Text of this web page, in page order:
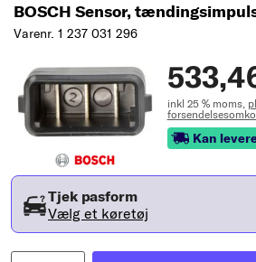
BOSCH Sensor,
Varenr. 1 237 031 296
inkl 25 % moms,
Kan
Tjek pasform
Vælg et køretøj